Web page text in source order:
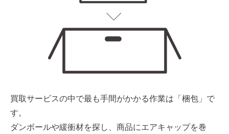
買取サービスの中で最も手間がかかる作業は「梱包」で
す。
ダンボールや緩衝材を探し、商品にエアキャップを巻